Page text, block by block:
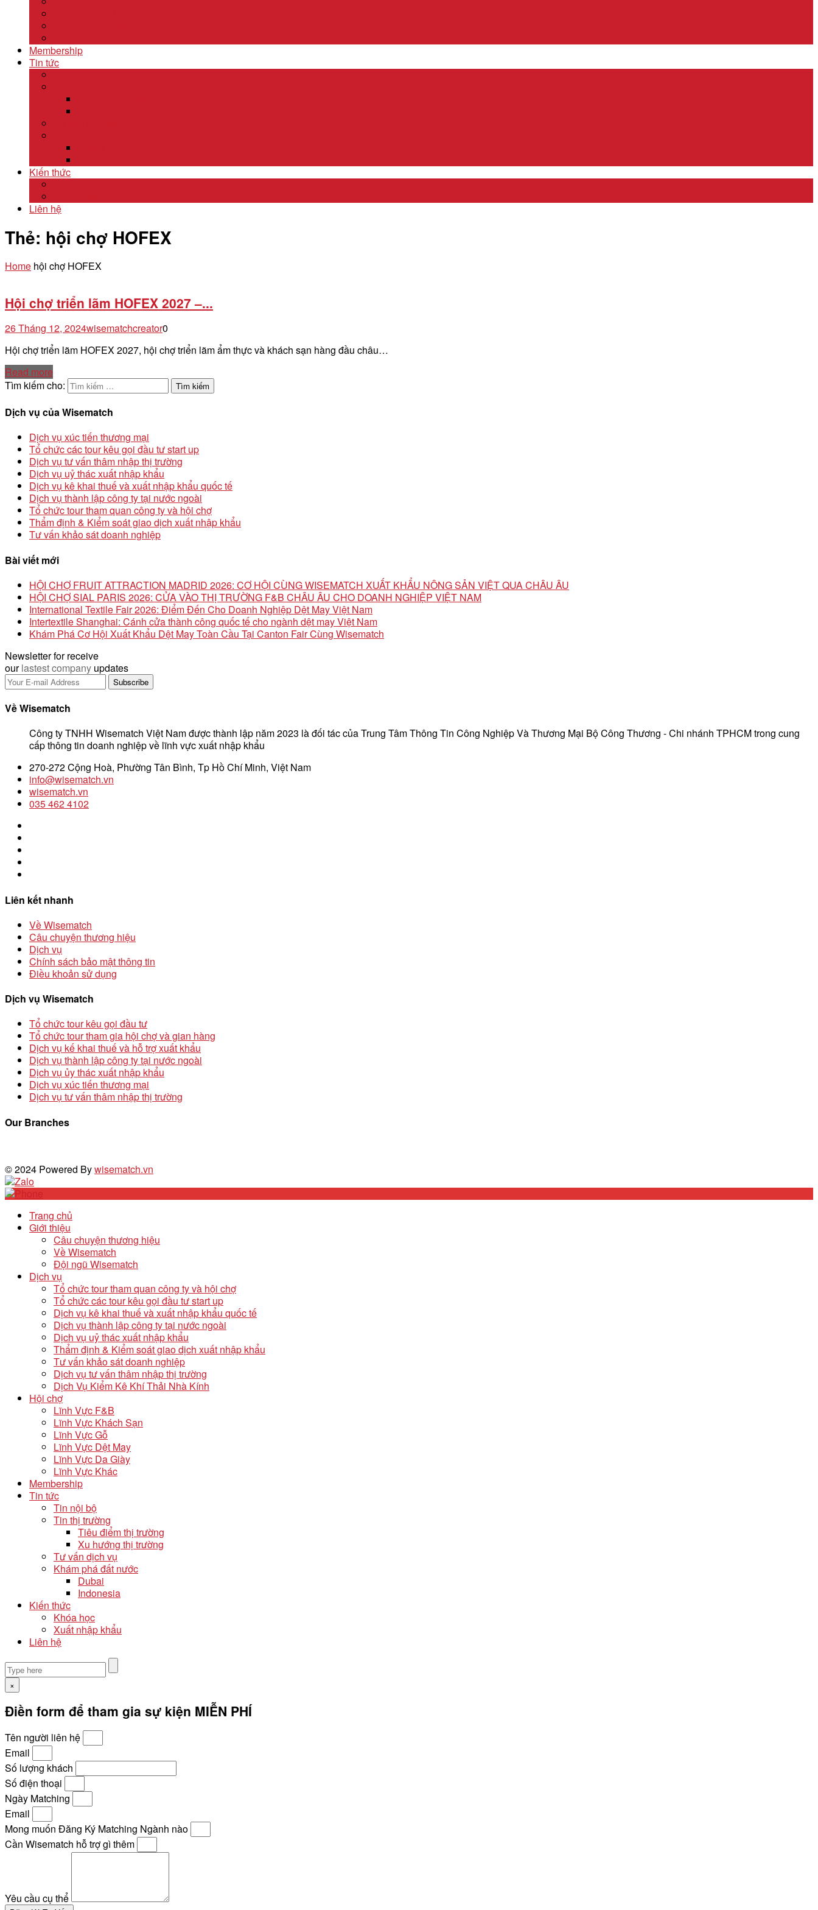
Membership
Tin tức
Kiến thức
Liên hệ
Thẻ: hội chợ HOFEX
Home hội chợ HOFEX
Hội chợ triển lãm HOFEX 2027 –...
26 Tháng 12, 2024wisematchcreator0
Hội chợ triển lãm HOFEX 2027, hội chợ triển lãm ẩm thực và khách sạn hàng đầu châu…
Read more
Tìm kiếm cho:
Dịch vụ của Wisematch
Dịch vụ xúc tiến thương mại
Tổ chức các tour kêu gọi đầu tư start up
Dịch vụ tư vấn thâm nhập thị trường
Dịch vụ uỷ thác xuất nhập khẩu
Dịch vụ kê khai thuế và xuất nhập khẩu quốc tế
Dịch vụ thành lập công ty tại nước ngoài
Tổ chức tour tham quan công ty và hội chợ
Thẩm định & Kiểm soát giao dịch xuất nhập khẩu
Tư vấn khảo sát doanh nghiệp
Bài viết mới
HỘI CHỢ FRUIT ATTRACTION MADRID 2026: CƠ HỘI CÙNG WISEMATCH XUẤT KHẨU NÔNG SẢN VIỆT QUA CHÂU ÂU
HỘI CHỢ SIAL PARIS 2026: CỬA VÀO THỊ TRƯỜNG F&B CHÂU ÂU CHO DOANH NGHIỆP VIỆT NAM
International Textile Fair 2026: Điểm Đến Cho Doanh Nghiệp Dệt May Việt Nam
Intertextile Shanghai: Cánh cửa thành công quốc tế cho ngành dệt may Việt Nam
Khám Phá Cơ Hội Xuất Khẩu Dệt May Toàn Cầu Tại Canton Fair Cùng Wisematch
Newsletter for receive
ourlastest company updates
Về Wisematch
Công ty TNHH Wisematch Việt Nam được thành lập năm 2023 là đối tác của Trung Tâm Thông Tin Công Nghiệp Và Thương Mại Bộ Công Thương - Chi nhánh TPHCM trong cung
cấp thông tin doanh nghiệp về lĩnh vực xuất nhập khẩu
270-272 Cộng Hoà, Phường Tân Bình, Tp Hồ Chí Minh, Việt Nam
info@wisematch.vn
wisematch.vn
035 462 4102
Liên kết nhanh
Về Wisematch
Câu chuyện thương hiệu
Dịch vụ
Chính sách bảo mật thông tin
Điều khoản sử dụng
Dịch vụ Wisematch
Tổ chức tour kêu gọi đầu tư
Tổ chức tour tham gia hội chợ và gian hàng
Dịch vụ kế khai thuế và hỗ trợ xuất khẩu
Dịch vụ thành lập công ty tại nước ngoài
Dịch vụ ủy thác xuất nhập khẩu
Dịch vụ xúc tiến thương mại
Dịch vụ tư vấn thâm nhập thị trường
Our Branches
© 2024 Powered Bywisematch.vn
Trang chủ
Giới thiệu
Câu chuyện thương hiệu
Về Wisematch
Đội ngũ Wisematch
Dịch vụ
Tổ chức tour tham quan công ty và hội chợ
Tổ chức các tour kêu gọi đầu tư start up
Dịch vụ kê khai thuế và xuất nhập khẩu quốc tế
Dịch vụ thành lập công ty tại nước ngoài
Dịch vụ uỷ thác xuất nhập khẩu
Thẩm định & Kiểm soát giao dịch xuất nhập khẩu
Tư vấn khảo sát doanh nghiệp
Dịch vụ tư vấn thâm nhập thị trường
Dịch Vụ Kiểm Kê Khí Thải Nhà Kính
Hội chợ
Lĩnh Vực F&B
Lĩnh Vực Khách Sạn
Lĩnh Vực Gỗ
Lĩnh Vực Dệt May
Lĩnh Vực Da Giày
Lĩnh Vực Khác
Membership
Tin tức
Tin nội bộ
Tin thị trường
Tiêu điểm thị trường
Xu hướng thị trường
Tư vấn dịch vụ
Khám phá đất nước
Dubai
Indonesia
Kiến thức
Khóa học
Xuất nhập khẩu
Liên hệ
×
Điền form để tham gia sự kiện MIỄN PHÍ
Tên người liên hệ
Email
Số lượng khách
Số điện thoại
Ngày Matching
Email
Mong muốn Đăng Ký Matching Ngành nào
Cần Wisematch hỗ trợ gì thêm
Yêu cầu cụ thể